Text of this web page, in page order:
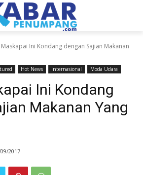
Ini Kondang dengan Sajian Makanan
Hot News Internasional Moda Udara
Ini Kondang
Makanan Yang
2017